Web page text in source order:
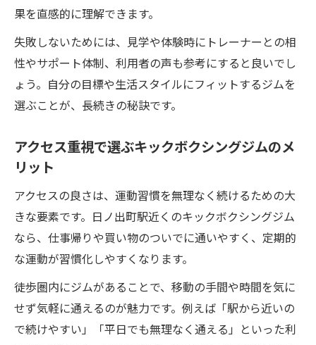
果を直感的に理解できます。
失敗しないためには、見学や体験時にトレーナーとの相
性やサポート体制、利用者の声も参考にすると良いでし
ょう。自分の目標や生活スタイルにフィットするジムを
選ぶことが、長続きの秘訣です。
アクセス重視で選ぶキックボクシングジムのメ
リット
アクセスの良さは、運動習慣を無理なく続けるための大
きな要素です。日ノ出町駅近くのキックボクシングジム
なら、仕事帰りや買い物のついでに通いやすく、定期的
な運動が習慣化しやすくなります。
徒歩圏内にジムがあることで、移動の手間や時間を気に
せず気軽に通えるのが魅力です。例えば「駅から近いの
で続けやすい」「平日でも無理なく通える」といった利